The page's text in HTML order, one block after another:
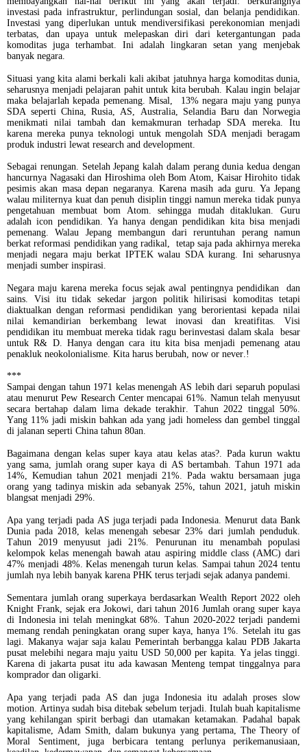
investasi pada infrastruktur, perlindungan sosial, dan belanja pendidikan.
Investasi yang diperlukan untuk mendiversifikasi perekonomian menjadi
terbatas, dan upaya untuk melepaskan diri dari ketergantungan pada
komoditas juga terhambat. Ini adalah lingkaran setan yang menjebak
banyak negara.
Situasi yang kita alami berkali kali akibat jatuhnya harga komoditas dunia,
seharusnya menjadi pelajaran pahit untuk kita berubah. Kalau ingin belajar
maka belajarlah kepada pemenang. Misal,
13% negara maju yang punya
SDA seperti China, Rusia, AS, Australia, Selandia Baru dan Norwegia
menikmati nilai tambah dan kemakmuran terhadap SDA mereka. Itu
karena mereka punya teknologi untuk mengolah SDA menjadi beragam
produk industri lewat research and development.
Sebagai renungan. Setelah Jepang kalah dalam perang dunia kedua dengan
hancurnya Nagasaki dan Hiroshima oleh Bom Atom, Kaisar Hirohito tidak
pesimis akan masa depan negaranya. Karena masih ada guru. Ya Jepang
walau militernya kuat dan penuh disiplin tinggi namun mereka tidak punya
pengetahuan membuat bom Atom. sehingga mudah ditaklukan. Guru
adalah icon pendidikan. Ya hanya dengan pendidikan kita bisa menjadi
pemenang. Walau Jepang membangun dari reruntuhan perang namun
berkat reformasi pendidikan yang radikal, tetap saja pada akhirnya mereka
menjadi negara maju berkat IPTEK walau SDA kurang. Ini seharusnya
menjadi sumber inspirasi.
Negara maju karena mereka focus sejak awal pentingnya pendidikan
dan
sains. Visi itu tidak sekedar jargon politik hilirisasi komoditas tetapi
diaktualkan dengan reformasi pendidikan yang berorientasi kepada nilai
nilai kemandirian berkembang lewat inovasi dan kreatifitas. Visi
pendidikan itu membuat mereka tidak ragu berinvestasi dalam skala besar
untuk R& D. Hanya dengan cara itu kita bisa menjadi pemenang atau
penakluk neokolonialisme. Kita harus berubah, now or never.!
***
Sampai dengan tahun 1971 kelas menengah AS lebih dari separuh populasi
atau menurut Pew Research Center mencapai 61%. Namun telah menyusut
secara bertahap dalam lima dekade terakhir. Tahun 2022 tinggal 50%.
Yang 11% jadi miskin bahkan ada yang jadi homeless dan gembel tinggal
di jalanan seperti China tahun 80an.
Bagaimana dengan kelas super kaya atau kelas atas?. Pada kurun waktu
yang sama, jumlah orang super kaya di AS bertambah. Tahun 1971 ada
14%, Kemudian tahun 2021 menjadi 21%. Pada waktu bersamaan juga
orang yang tadinya miskin ada sebanyak 25%, tahun 2021, jatuh miskin
blangsat menjadi 29%.
Apa yang terjadi pada AS juga terjadi pada Indonesia. Menurut data Bank
Dunia pada 2018, kelas menengah sebesar 23% dari jumlah penduduk.
Tahun 2019 menyusut jadi 21%. Penurunan itu menambah populasi
kelompok kelas menengah bawah atau aspiring middle class (AMC) dari
47% menjadi 48%. Kelas menengah turun kelas. Sampai tahun 2024 tentu
jumlah nya lebih banyak karena PHK terus terjadi sejak adanya pandemi.
Sementara jumlah orang superkaya berdasarkan Wealth Report 2022 oleh
Knight Frank, sejak era Jokowi, dari tahun 2016 Jumlah orang super kaya
di Indonesia ini telah meningkat 68%. Tahun 2020-2022 terjadi pandemi
memang rendah peningkatan orang super kaya, hanya 1%. Setelah itu gas
lagi. Makanya wajar saja kalau Pemerintah berbangga kalau PDB Jakarta
pusat melebihi negara maju yaitu USD 50,000 per kapita. Ya jelas tinggi.
Karena di jakarta pusat itu ada kawasan Menteng tempat tinggalnya para
komprador dan oligarki.
Apa yang terjadi pada AS dan juga Indonesia itu adalah proses slow
motion. Artinya sudah bisa ditebak sebelum terjadi. Itulah buah kapitalisme
yang kehilangan spirit berbagi dan utamakan ketamakan. Padahal bapak
kapitalisme, Adam Smith, dalam bukunya yang pertama, The Theory of
Moral Sentiment, juga berbicara tentang perlunya perikemanusiaan,